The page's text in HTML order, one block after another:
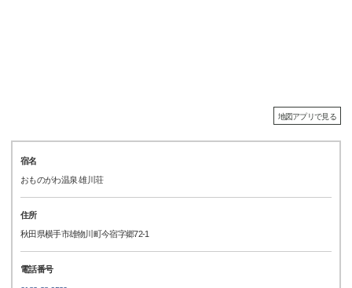
地図アプリで見る
宿名
おものがわ温泉 雄川荘
住所
秋田県横手市雄物川町今宿字郷72-1
電話番号